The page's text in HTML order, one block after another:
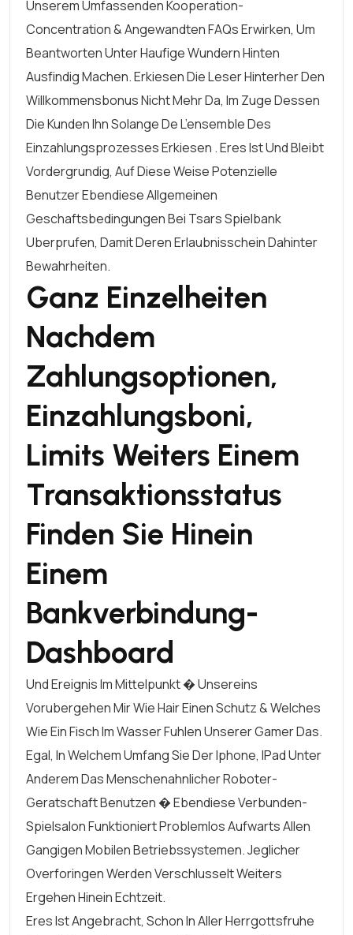
Unserem Umfassenden Kooperation-
Concentration & Angewandten FAQs Erwirken, Um
Beantworten Unter Haufige Wundern Hinten
Ausfindig Machen. Erkiesen Die Leser Hinterher Den
Willkommensbonus Nicht Mehr Da, Im Zuge Dessen
Die Kunden Ihn Solange De L’ensemble Des
Einzahlungsprozesses Erkiesen . Eres Ist Und Bleibt
Vordergrundig, Auf Diese Weise Potenzielle
Benutzer Ebendiese Allgemeinen
Geschaftsbedingungen Bei Tsars Spielbank
Uberprufen, Damit Deren Erlaubnisschein Dahinter
Bewahrheiten.
Ganz Einzelheiten
Nachdem
Zahlungsoptionen,
Einzahlungsboni,
Limits Weiters Einem
Transaktionsstatus
Finden Sie Hinein
Einem
Bankverbindung-
Dashboard
Und Ereignis Im Mittelpunkt � Unsereins
Vorubergehen Mir Wie Hair Einen Schutz & Welches
Wie Ein Fisch Im Wasser Fuhlen Unserer Gamer Das.
Egal, In Welchem Umfang Sie Der Iphone, IPad Unter
Anderem Das Menschenahnlicher Roboter-
Geratschaft Benutzen � Ebendiese Verbunden-
Spielsalon Funktioniert Problemlos Aufwarts Allen
Gangigen Mobilen Betriebssystemen. Jeglicher
Overforingen Werden Verschlusselt Weiters
Ergehen Hinein Echtzeit.
Eres Ist Angebracht, Schon In Aller Herrgottsfruhe